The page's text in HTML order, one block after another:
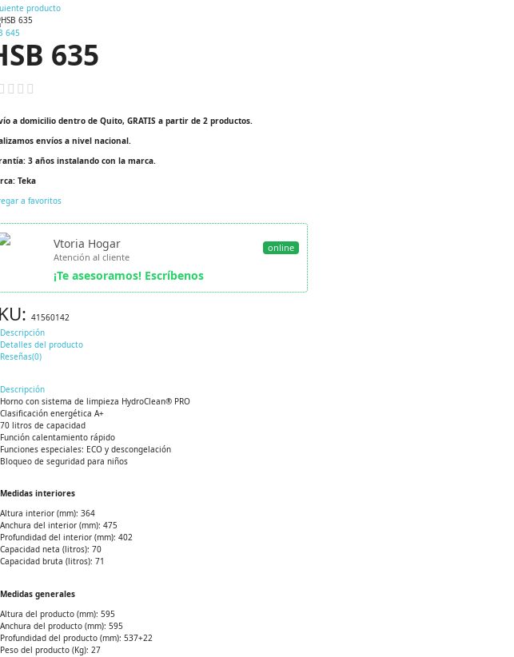
producto
645
635
a domicilio dentro de Quito, GRATIS a partir de 2 productos.
envíos a nivel nacional.
3 años instalando con la marca.
Teka
a favoritos
Vtoria Hogar
Atención al cliente
¡Te asesoramos! Escríbenos
online
41560142
Descripción
Detalles del producto
Reseñas(0)
Descripción
Horno con sistema de limpieza HydroClean® PRO
Clasificación energética A+
70 litros de capacidad
Función calentamiento rápido
Funciones especiales: ECO y descongelación
Bloqueo de seguridad para niños
Medidas interiores
Altura interior (mm): 364
Anchura del interior (mm): 475
Profundidad del interior (mm): 402
Capacidad neta (litros): 70
Capacidad bruta (litros): 71
Medidas generales
Altura del producto (mm): 595
Anchura del producto (mm): 595
Profundidad del producto (mm): 537+22
Peso del producto (Kg): 27